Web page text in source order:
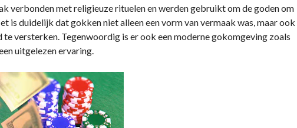
verbonden met religieuze rituelen en werden gebruikt om de goden om
is duidelijk dat gokken niet alleen een vorm van vermaak was, maar ook
versterken. Tegenwoordig is er ook een moderne gokomgeving zoals
uitgelezen ervaring.